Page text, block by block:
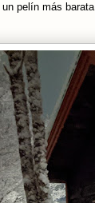
pelín más